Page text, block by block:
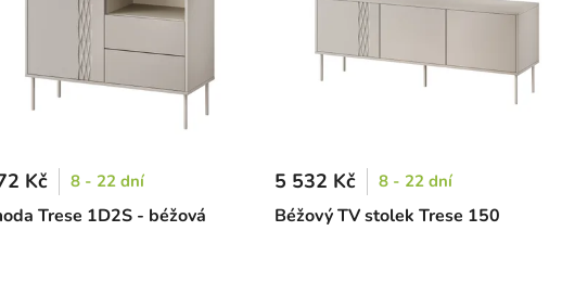
Trese 1D2S - béžová
Kč 8 - 22 dní
Béžový TV stolek Trese 150
5 532 Kč 8 - 22 dní